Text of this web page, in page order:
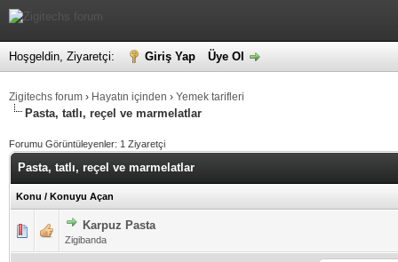
Hoşgeldin, Ziyaretçi: Giriş Yap Üye Ol
Zigitechs forum › Hayatın içinden › Yemek tarifleri
Pasta, tatlı, reçel ve marmelatlar
Forumu Görüntüleyenler: 1 Ziyaretçi
Pasta, tatlı, reçel ve marmelatlar
Konu / Konuyu Açan
Karpuz Pasta
Zigibanda
5 üzerinden 0 Oy - Toplam Ortalama 0 Oy Verilmiş